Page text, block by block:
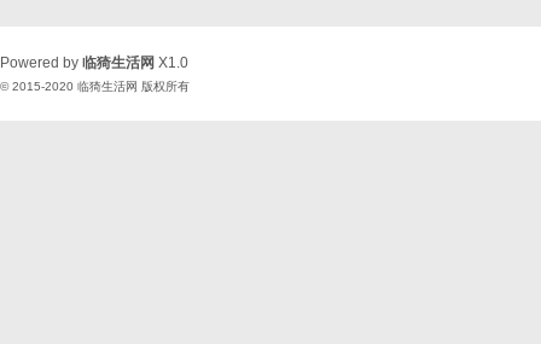
Powered by 临猗生活网 X1.0
© 2015-2020 临猗生活网 版权所有